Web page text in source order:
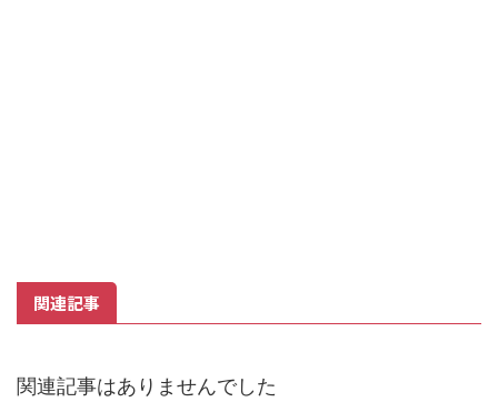
関連記事
関連記事はありませんでした